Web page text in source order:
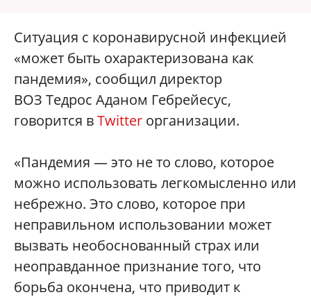
Ситуация с коронавирусной инфекцией
«может быть охарактеризована как
пандемия», сообщил директор
ВОЗ Тедрос Аданом Гебрейесус,
говорится вTwitter организации.
«Пандемия — это не то слово, которое
можно использовать легкомысленно или
небрежно. Это слово, которое при
неправильном использовании может
вызвать необоснованный страх или
неоправданное признание того, что
борьба окончена, что приводит к